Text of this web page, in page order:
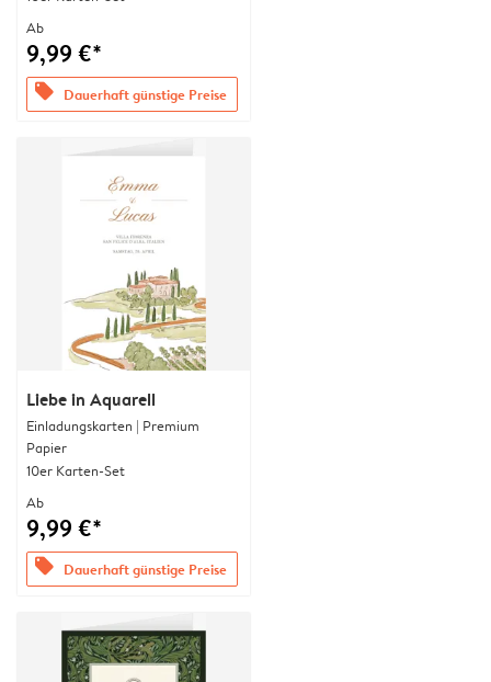
Ab
9,99 €*
offers Dauerhaft günstige Preise
Liebe in Aquarell
Einladungskarten | Premium
Papier
10er Karten-Set
Ab
9,99 €*
offers Dauerhaft günstige Preise